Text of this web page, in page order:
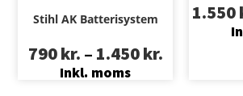
Stihl AK Batterisystem
790kr. – 1.450kr.
Inkl. moms
1.550